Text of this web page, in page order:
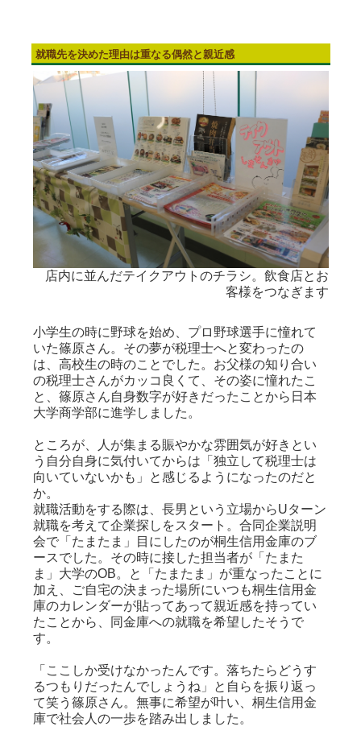
就職先を決めた理由は重なる偶然と親近感
店内に並んだテイクアウトのチラシ。飲食店とお
客様をつなぎます
小学生の時に野球を始め、プロ野球選手に憧れて
いた篠原さん。その夢が税理士へと変わったの
は、高校生の時のことでした。お父様の知り合い
の税理士さんがカッコ良くて、その姿に憧れたこ
と、篠原さん自身数字が好きだったことから日本
大学商学部に進学しました。
ところが、人が集まる賑やかな雰囲気が好きとい
う自分自身に気付いてからは「独立して税理士は
向いていないかも」と感じるようになったのだと
か。
就職活動をする際は、長男という立場からUターン
就職を考えて企業探しをスタート。合同企業説明
会で「たまたま」目にしたのが桐生信用金庫のブ
ースでした。その時に接した担当者が「たまた
ま」大学のOB。と「たまたま」が重なったことに
加え、ご自宅の決まった場所にいつも桐生信用金
庫のカレンダーが貼ってあって親近感を持ってい
たことから、同金庫への就職を希望したそうで
す。
「ここしか受けなかったんです。落ちたらどうす
るつもりだったんでしょうね」と自らを振り返っ
て笑う篠原さん。無事に希望が叶い、桐生信用金
庫で社会人の一歩を踏み出しました。